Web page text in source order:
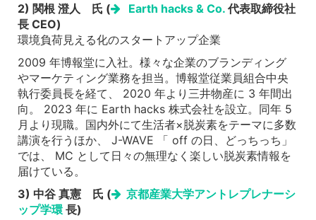
2) 関根 澄人 氏 (
Earth hacks & Co. 代表取締役社
長 CEO)
環境負荷見える化のスタートアップ企業
2009 年博報堂に入社。様々な企業のブランディング
やマーケティング業務を担当。博報堂従業員組合中央
執行委員長を経て、 2020 年より三井物産に 3 年間出
向。 2023 年に Earth hacks 株式会社を設立。同年 5
月より現職。国内外にて生活者×脱炭素をテーマに多数
講演を行うほか、 J-WAVE 「 off の日、どっちっち」
では、 MC として日々の無理なく楽しい脱炭素情報を
届けている。
3) 中谷 真憲 氏 (
京都産業大学アントレプレナーシ
ップ学環 長)